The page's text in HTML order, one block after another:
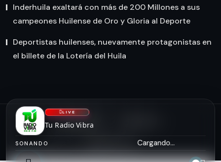
Inderhuila exaltará con más de 200 Millones a sus
campeones Huilense de Oro y Gloria al Deporte
Deportistas huilenses, nuevamente protagonistas en
el billete de la Lotería del Huila
NOSOTROS
LIVE
Tu Radio Vibra
SONANDO Cargando...